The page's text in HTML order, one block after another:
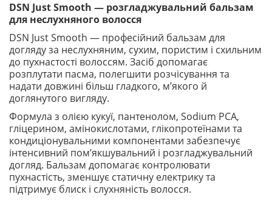
DSN Just Smooth — розгладжувальний бальзам
для неслухняного волосся
DSN Just Smooth — професійний бальзам для
догляду за неслухняним, сухим, пористим і схильним
до пухнастості волоссям. Засіб допомагає
розплутати пасма, полегшити розчісування та
надати довжині більш гладкого, м’якого й
доглянутого вигляду.
Формула з олією кукуї, пантенолом, Sodium PCA,
гліцерином, амінокислотами, глікопротеїнами та
кондиціонувальними компонентами забезпечує
інтенсивний пом’якшувальний і розгладжувальний
догляд. Бальзам допомагає контролювати
пухнастість, зменшує статичну електрику та
підтримує блиск і слухняність волосся.